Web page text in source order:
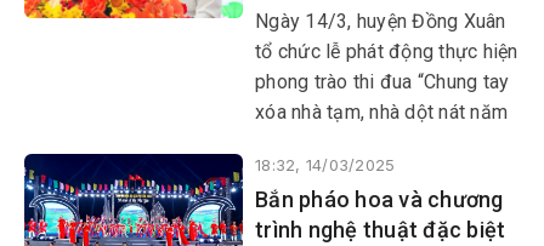
14/3/1988. Gần 600 CCB
Trường Sa, CCB Hải quân
thuộc 25 đoàn đến từ gần 20
tỉnh, thành phố trong cả nước
Ngày 14/3, huyện Đồng Xuân
tổ chức lễ phát động thực hiện
phong trào thi đua “Chung tay
xóa nhà tạm, nhà dột nát năm
sự tham dự của lãnh đạo
huyện, đại diện các cơ quan,
đơn vị đóng trên địa bàn
18:32, 14/03/2025
Bắn pháo hoa và chương
trình nghệ thuật đặc biệt